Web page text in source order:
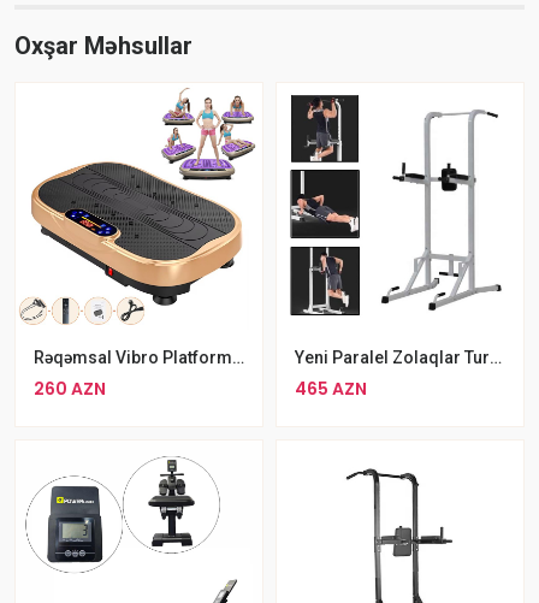
Oxşar Məhsullar
Rəqəmsal Vibro Platforma Vibrasiyalı Fitness Platforması
260 AZN
Yeni Paralel Zolaqlar Turnik
465 AZN